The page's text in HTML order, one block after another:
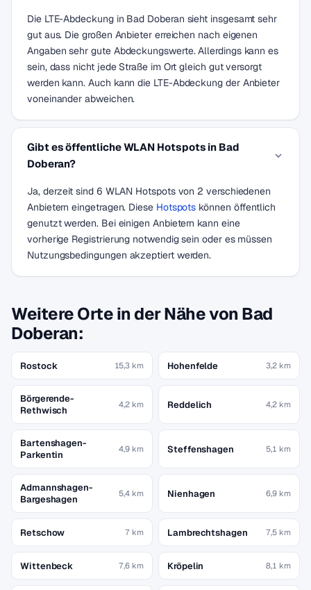
Die LTE-Abdeckung in Bad Doberan sieht insgesamt sehr
gut aus. Die großen Anbieter erreichen nach eigenen
Angaben sehr gute Abdeckungswerte. Allerdings kann es
sein, dass nicht jede Straße im Ort gleich gut versorgt
werden kann. Auch kann die LTE-Abdeckung der Anbieter
voneinander abweichen.
Gibt es öffentliche WLAN Hotspots in Bad
Doberan?
Ja, derzeit sind 6 WLAN Hotspots von 2 verschiedenen
Anbietern eingetragen. Diese Hotspots können öffentlich
genutzt werden. Bei einigen Anbietern kann eine
vorherige Registrierung notwendig sein oder es müssen
Nutzungsbedingungen akzeptiert werden.
Weitere Orte in der Nähe von Bad
Doberan:
Rostock 15,3 km Hohenfelde 3,2 km
Börgerende-
Rethwisch
4,2 km Reddelich 4,2 km
Bartenshagen-
Parkentin
4,9 km Steffenshagen 5,1 km
Admannshagen-
Bargeshagen
5,4 km Nienhagen 6,9 km
Retschow 7 km Lambrechtshagen 7,5 km
Wittenbeck 7,6 km Kröpelin 8,1 km